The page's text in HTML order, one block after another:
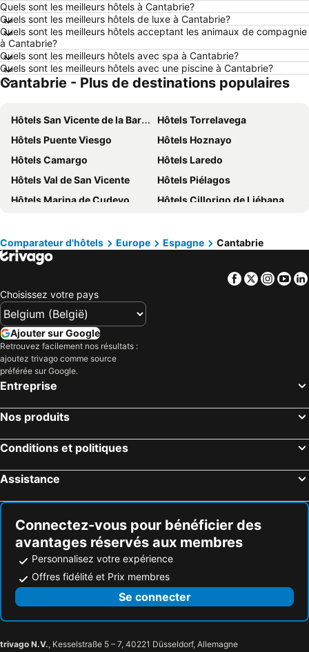
Hôtels Dunkerque
Hôtels Málaga
Hôtels Maastricht
Hôtels La Haye
Hôtels Boulogne-sur-Mer
Hôtels Ardennes belges
Hôtels Espagne
Hôtels Ténérife
Hôtels France
Hôtels Ibiza
Quels sont les meilleurs hôtels à Cantabrie?
Quels sont les meilleurs hôtels de luxe à Cantabrie?
Quels sont les meilleurs hôtels acceptant les animaux de compagnie
à Cantabrie?
Quels sont les meilleurs hôtels avec spa à Cantabrie?
Quels sont les meilleurs hôtels avec une piscine à Cantabrie?
Cantabrie - Plus de destinations populaires
Hôtels San Vicente de la Barquera
Hôtels Torrelavega
Hôtels Puente Viesgo
Hôtels Hoznayo
Hôtels Camargo
Hôtels Laredo
Hôtels Val de San Vicente
Hôtels Piélagos
Hôtels Marina de Cudeyo
Hôtels Cillorigo de Liébana
Hôtels Cabezón de la Sal
Hôtels Peñarrubia
Hôtels Reocín
Hôtels Alfoz de Lloredo
Hôtels Astillero
Hôtels Isla
Hôtels Voto
Hôtels Limpias
Hôtels Arnuero
Hôtels Pesaguero
Hôtels Escalante
Hôtels Santoña
Hôtels Medio Cudeyo
Hôtels Valdáliga
Hôtels Bareyo
Comparateur d'hôtels Europe Espagne Cantabrie
Facebook
Twitter
Choisissez votre pays
Ajouter sur Google
Retrouvez facilement nos résultats :
ajoutez trivago comme source
préférée sur Google.
Entreprise
Nos produits
Conditions et politiques
Assistance
Connectez-vous pour bénéficier des
avantages réservés aux membres
Personnalisez votre expérience
Offres fidélité et Prix membres
Se connecter
trivago N.V., Kesselstraße 5 – 7, 40221 Düsseldorf, Allemagne